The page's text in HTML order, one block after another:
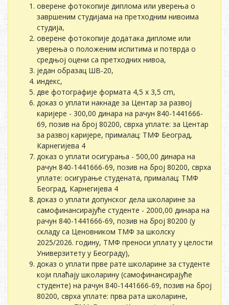
оверене фотокопије диплома или уверења о
завршеним студијама на претходним нивоима
студија,
оверене фотокопије додатака дипломе или
уверења о положеним испитима и потврда о
средњој оцени са претходних нивоа,
један образац ШВ-20,
индекс,
две фотографије формата 4,5 x 3,5 cm,
доказ о уплати накнаде за Центар за развој
каријере - 300,00 динара на рачун 840-1441666-
69, позив на број 80200, сврха уплате: за Центар
за развој каријере, прималац: ТМФ Београд,
Карнегијева 4
доказ о уплати осигурања - 500,00 динара на
рачун 840-1441666-69, позив на број 80200, сврха
уплате: осигурање студената, прималац: ТМФ
Београд, Карнегијева 4
доказ о уплати допунског дела школарине за
самофинансирајуће студенте - 2000,00 динара на
рачун 840-1441666-69, позив на број 80200 (у
складу са Ценовником ТМФ за школску
2025/2026. годину, ТМФ преноси уплату у целости
Универзитету у Београду),
доказ о уплати прве рате школарине за студенте
који плаћају школарину (самофинансирајуће
студенте) на рачун 840-1441666-69, позив на број
80200, сврха уплате: прва рата школарине,